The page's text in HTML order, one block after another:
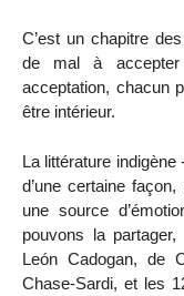
C’est un chapitre
de mal à
acceptation, chacun
être intérieur.
La littérature
d’une certaine
une source
pouvons la
León Cadogan, de
Chase-Sardi, et les